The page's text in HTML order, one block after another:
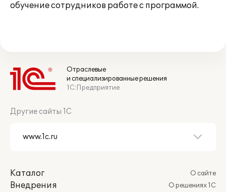
обучение сотрудников работе с программой.
Отраслевые
и специализированные решения
1С:Предприятие
Другие сайты 1С
Каталог
Внедрения
О сайте
О решениях 1С